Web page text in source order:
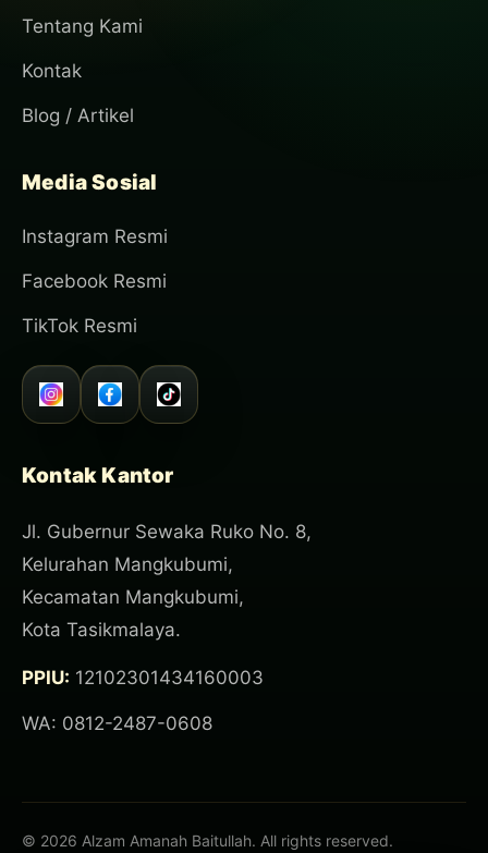
Tentang Kami
Kontak
Blog / Artikel
Media Sosial
Instagram Resmi
Facebook Resmi
TikTok Resmi
Kontak Kantor
Jl. Gubernur Sewaka Ruko No. 8,
Kelurahan Mangkubumi,
Kecamatan Mangkubumi,
Kota Tasikmalaya.
PPIU: 12102301434160003
WA: 0812-2487-0608
© 2026 Alzam Amanah Baitullah. All rights reserved.